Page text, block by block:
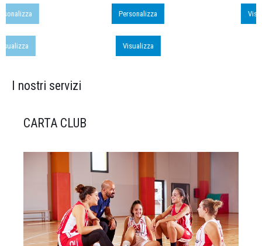
I nostri servizi
CARTA CLUB